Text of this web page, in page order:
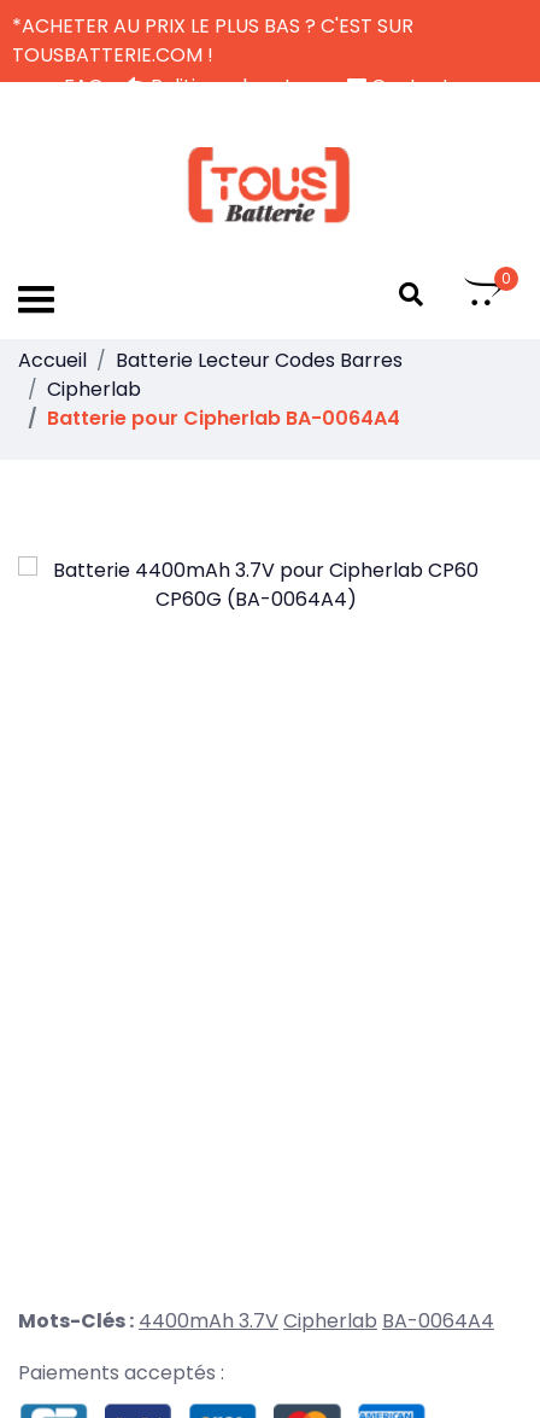
*ACHETER AU PRIX LE PLUS BAS ? C'EST SUR
TOUSBATTERIE.COM !
FAQ
Politique de retour
Contactez-nous
0
Accueil
Batterie Lecteur Codes Barres
Cipherlab
Batterie pour Cipherlab BA-0064A4
Mots-Clés : 4400mAh 3.7VCipherlab BA-0064A4
Paiements acceptés :